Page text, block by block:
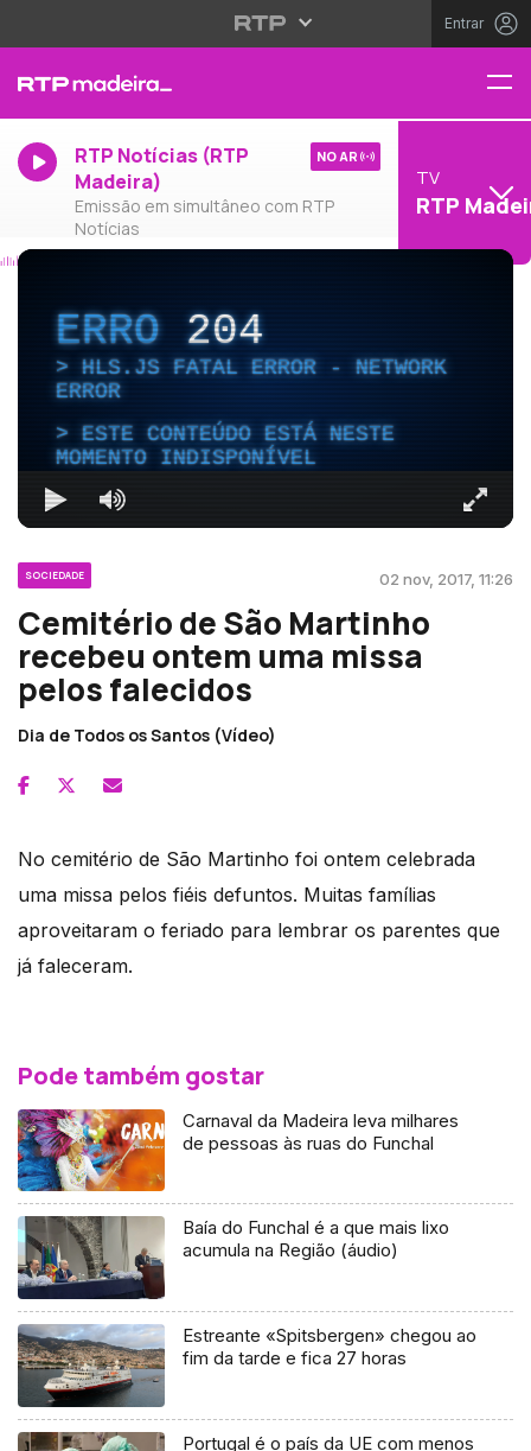
Entrar
RTP Notícias (RTP
Madeira)
Emissão em simultâneo com RTP
Notícias
NO AR
TV
RTP
ERRO204
HLS.JS FATAL ERROR - NETWORK
ERROR
ESTE CONTEÚDO ESTÁ NESTE
MOMENTO INDISPONÍVEL
SOCIEDADE 02 nov, 2017, 11:26
Cemitério de São Martinho
recebeu ontem uma missa
pelos falecidos
Dia de Todos os Santos (Vídeo)
No cemitério de São Martinho foi ontem celebrada
uma missa pelos fiéis defuntos. Muitas famílias
aproveitaram o feriado para lembrar os parentes que
já faleceram.
Pode também gostar
Carnaval da Madeira leva milhares
de pessoas às ruas do Funchal
Baía do Funchal é a que mais lixo
acumula na Região (áudio)
Estreante «Spitsbergen» chegou ao
fim da tarde e fica 27 horas
Portugal é o país da UE com menos